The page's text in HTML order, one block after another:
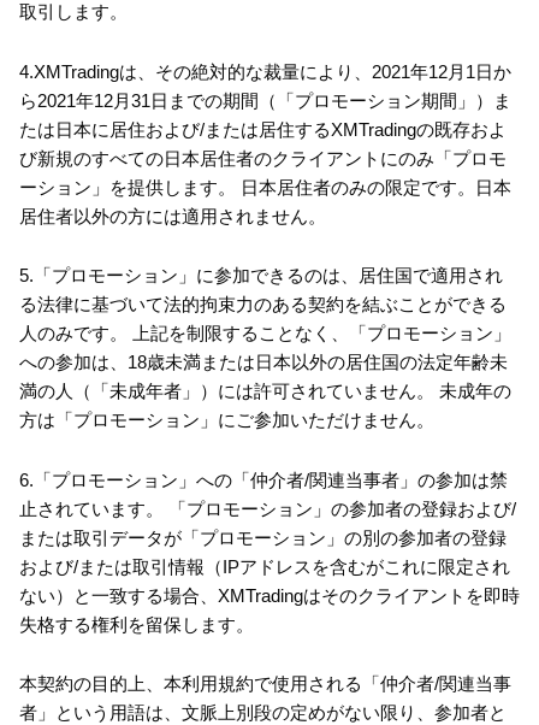
取引します。
4.XMTradingは、その絶対的な裁量により、2021年12月1日か
ら2021年12月31日までの期間（「プロモーション期間」）ま
たは日本に居住および/または居住するXMTradingの既存およ
び新規のすべての日本居住者のクライアントにのみ「プロモ
ーション」を提供します。 日本居住者のみの限定です。日本
居住者以外の方には適用されません。
5.「プロモーション」に参加できるのは、居住国で適用され
る法律に基づいて法的拘束力のある契約を結ぶことができる
人のみです。 上記を制限することなく、「プロモーション」
への参加は、18歳未満または日本以外の居住国の法定年齢未
満の人（「未成年者」）には許可されていません。 未成年の
方は「プロモーション」にご参加いただけません。
6.「プロモーション」への「仲介者/関連当事者」の参加は禁
止されています。 「プロモーション」の参加者の登録および/
または取引データが「プロモーション」の別の参加者の登録
および/または取引情報（IPアドレスを含むがこれに限定され
ない）と一致する場合、XMTradingはそのクライアントを即時
失格する権利を留保します。
本契約の目的上、本利用規約で使用される「仲介者/関連当事
者」という用語は、文脈上別段の定めがない限り、参加者と